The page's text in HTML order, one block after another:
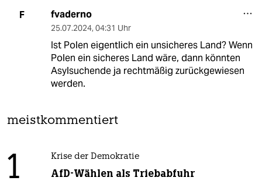
F fvaderno
25.07.2024, 04:31 Uhr
Ist Polen eigentlich ein unsicheres Land? Wenn
Polen ein sicheres Land wäre, dann könnten
Asylsuchende ja rechtmäßig zurückgewiesen
werden.
meistkommentiert
1 Krise der Demokratie
AfD-Wählen als Triebabfuhr